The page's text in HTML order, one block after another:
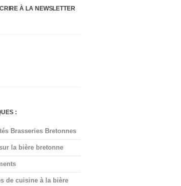
À LA NEWSLETTER
:
Brasseries Bretonnes
la bière bretonne
de cuisine à la bière